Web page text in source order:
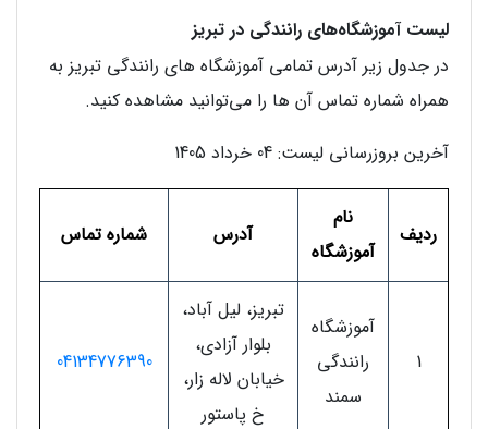
لیست آموزشگاه‌های رانندگی در تبریز
در جدول زیر آدرس تمامی آموزشگاه های رانندگی تبریز به
همراه شماره تماس آن ها را می‌توانید مشاهده کنید.
آخرین بروزرسانی لیست: 04 خرداد 1405
ردیف
نام
آموزشگاه
آدرس شماره تماس
1
آموزشگاه
رانندگی
سمند
تبریز، لیل آباد،
بلوار آزادی،
خیابان لاله زار،
خ پاستور
04134776390